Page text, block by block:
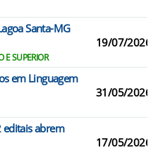
Santa-MG
E SUPERIOR
19/07/2026
em Linguagem
31/05/2026
editais abrem
17/05/2026